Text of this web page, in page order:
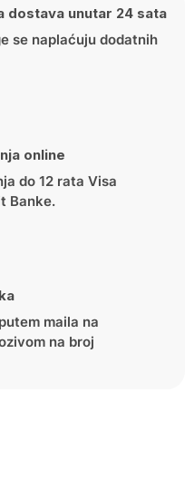
dostava unutar 24 sata
se naplaćuju dodatnih
online
do 12 rata Visa
Banke.
maila na
na broj